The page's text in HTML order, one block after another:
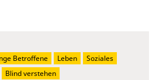
Betroffene Leben
Soziales
Blind verstehen